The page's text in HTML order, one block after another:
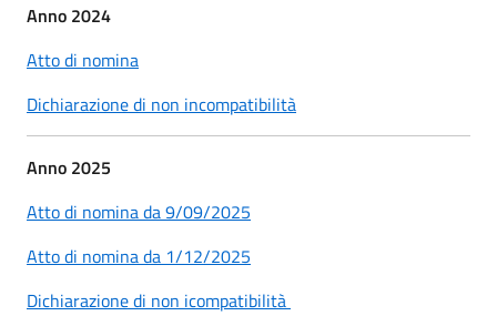
Anno 2024
Atto di nomina
Dichiarazione di non incompatibilità
Anno 2025
Atto di nomina da 9/09/2025
Atto di nomina da 1/12/2025
Dichiarazione di non icompatibilità